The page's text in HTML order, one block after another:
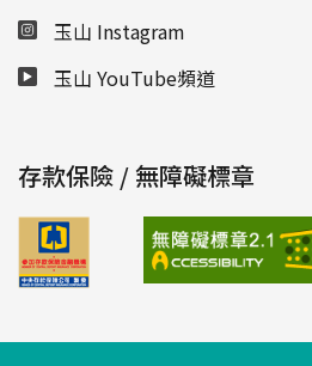
玉山 Instagram
玉山 YouTube頻道
存款保險 / 無障礙標章